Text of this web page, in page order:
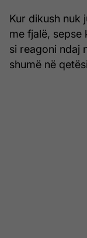
Kur dikush nuk
me fjalë, sepse
si reagoni ndaj
shumë në